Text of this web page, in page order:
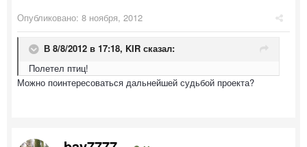
Опубликовано: 8 ноября, 2012
В 8/8/2012 в 17:18, KIR сказал:
Полетел птиц!
Можно поинтересоваться дальнейшей судьбой проекта?